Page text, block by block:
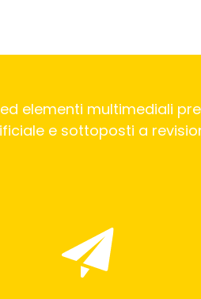
elementi multimediali
e sottoposti a